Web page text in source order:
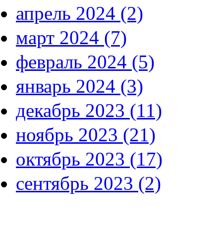
апрель 2024 (2)
март 2024 (7)
февраль 2024 (5)
январь 2024 (3)
декабрь 2023 (11)
ноябрь 2023 (21)
октябрь 2023 (17)
сентябрь 2023 (2)